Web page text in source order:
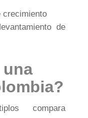
crecimiento
de
una
compara